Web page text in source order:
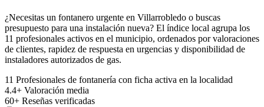
¿Necesitas un fontanero urgente en Villarrobledo o buscas
presupuesto para una instalación nueva? El índice local agrupa los
11 profesionales activos en el municipio, ordenados por valoraciones
de clientes, rapidez de respuesta en urgencias y disponibilidad de
instaladores autorizados de gas.
11 Profesionales de fontanería con ficha activa en la localidad
4.4+ Valoración media
60+ Reseñas verificadas